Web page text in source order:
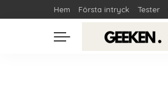
Hem Första intryck Tester